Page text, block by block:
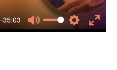
-35:03
Mute
SettingsEnter